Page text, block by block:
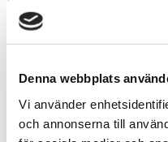
Denna webbplats
Vi använder
och annonserna till
29sek